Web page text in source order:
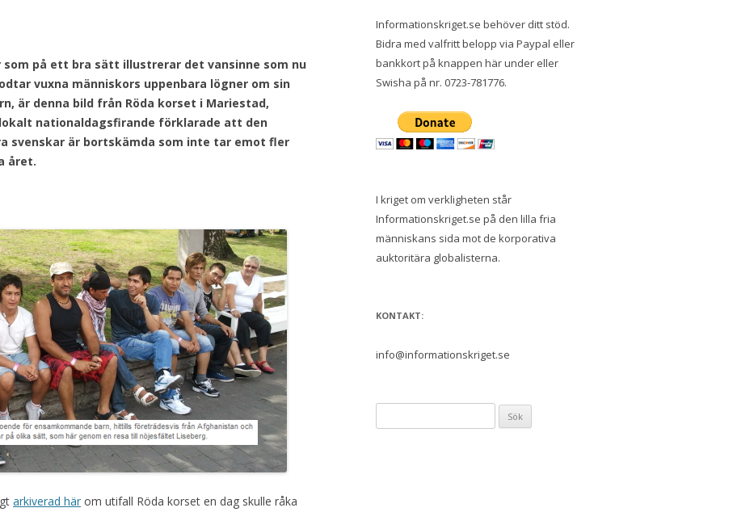
som på ett bra sätt illustrerar det vansinne som nu
vuxna människors uppenbara lögner om sin
är denna bild från Röda korset i Mariestad,
nationaldagsfirande förklarade att den
svenskar är bortskämda som inte tar emot fler
året.
arkiverad här om utifall Röda korset en dag skulle råka
Informationskriget.se behöver ditt stöd.
Bidra med valfritt belopp via Paypal eller
bankkort på knappen här under eller
Swisha på nr. 0723-781776.
I kriget om verkligheten står
Informationskriget.se på den lilla fria
människans sida mot de korporativa
auktoritära globalisterna.
KONTAKT:
info@informationskriget.se
efter: